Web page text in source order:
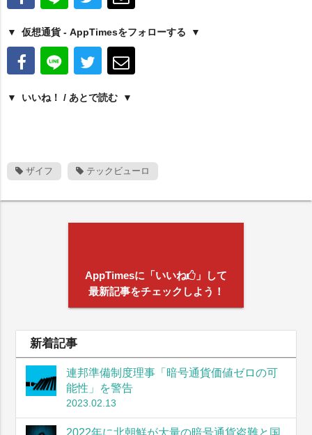
仮想通貨 - AppTimesをフォローする
いいね！ / あとで読む
ザイフ テックビューロ
AppTimesに「いいね
」して
最新記事をチェックしよう！
新着記事
連邦準備制度理事「暗号通貨価値ゼロの可
能性」を警告
2023.02.13
2022年に北朝鮮が大量の暗号通貨盗難と国